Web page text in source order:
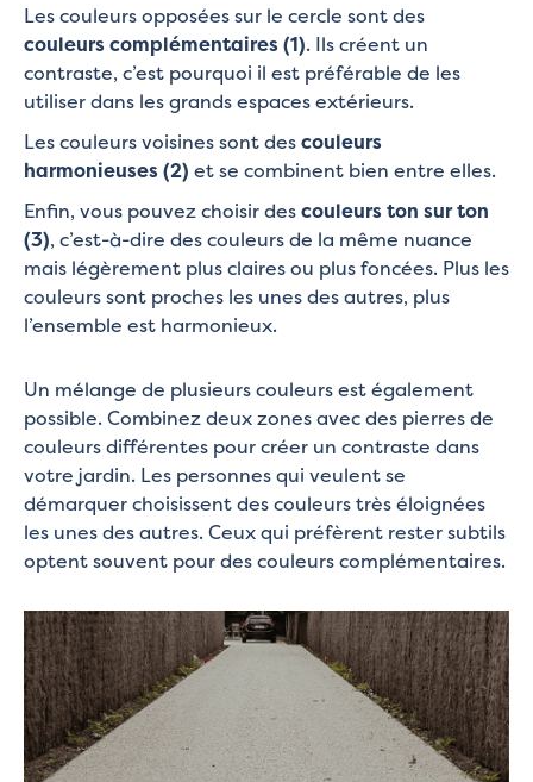
Les couleurs opposées sur le cercle sont des
couleurs complémentaires (1). Ils créent un
contraste, c’est pourquoi il est préférable de les
utiliser dans les grands espaces extérieurs.
Les couleurs voisines sont descouleurs
harmonieuses (2) et se combinent bien entre elles.
Enfin, vous pouvez choisir descouleurs ton sur ton
(3), c’est-à-dire des couleurs de la même nuance
mais légèrement plus claires ou plus foncées. Plus les
couleurs sont proches les unes des autres, plus
l’ensemble est harmonieux.
Un mélange de plusieurs couleurs est également
possible. Combinez deux zones avec des pierres de
couleurs différentes pour créer un contraste dans
votre jardin. Les personnes qui veulent se
démarquer choisissent des couleurs très éloignées
les unes des autres. Ceux qui préfèrent rester subtils
optent souvent pour des couleurs complémentaires.